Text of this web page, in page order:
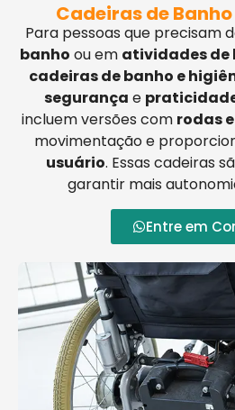
Cadeiras de
Para pessoas que precisam
banho ou em atividades de
cadeiras de banho e
segurança e
incluem versões com rodas
movimentação e
usuário. Essas cadeiras
garantir mais
Entre em